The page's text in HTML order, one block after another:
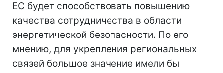
ЕС будет способствовать повышению
качества сотрудничества в области
энергетической безопасности. По его
мнению, для укрепления региональных
связей большое значение имели бы